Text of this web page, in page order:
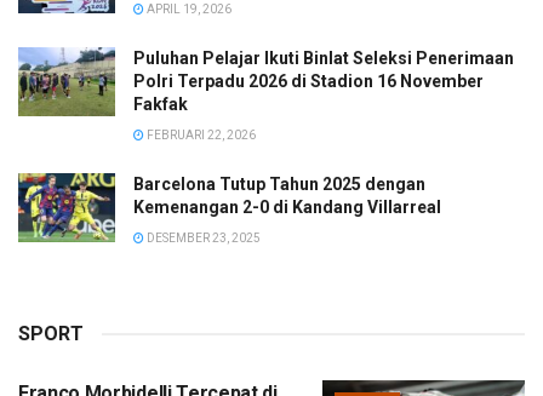
APRIL 19, 2026
Puluhan Pelajar Ikuti Binlat Seleksi Penerimaan
Polri Terpadu 2026 di Stadion 16 November
Fakfak
FEBRUARI 22, 2026
Barcelona Tutup Tahun 2025 dengan
Kemenangan 2-0 di Kandang Villarreal
DESEMBER 23, 2025
SPORT